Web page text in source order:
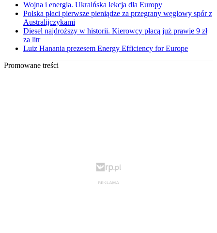
Wojna i energia. Ukraińska lekcja dla Europy
Polska płaci pierwsze pieniądze za przegrany węglowy spór z
Australijczykami
Diesel najdroższy w historii. Kierowcy płacą już prawie 9 zł
za litr
Luiz Hanania prezesem Energy Efficiency for Europe
Promowane treści